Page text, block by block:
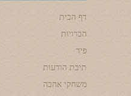
דף הבית
הכרויות
פיד
תיבת הודעות
משחקי אהבה